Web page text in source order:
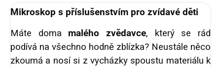
Mikroskop s příslušenstvím pro zvídavé děti
Máte doma malého zvědavce, který se rád
podívá na všechno hodně zblízka? Neustále něco
zkoumá a nosí si z vycházky spoustu materiálu k